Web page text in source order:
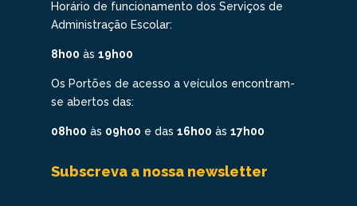
Horário de funcionamento dos Serviços de
Administração Escolar:
8h00 às 19h00
Os Portões de acesso a veículos encontram-
se abertos das:
08h00 às 09h00 e das 16h00 às 17h00
Subscreva a nossa newsletter